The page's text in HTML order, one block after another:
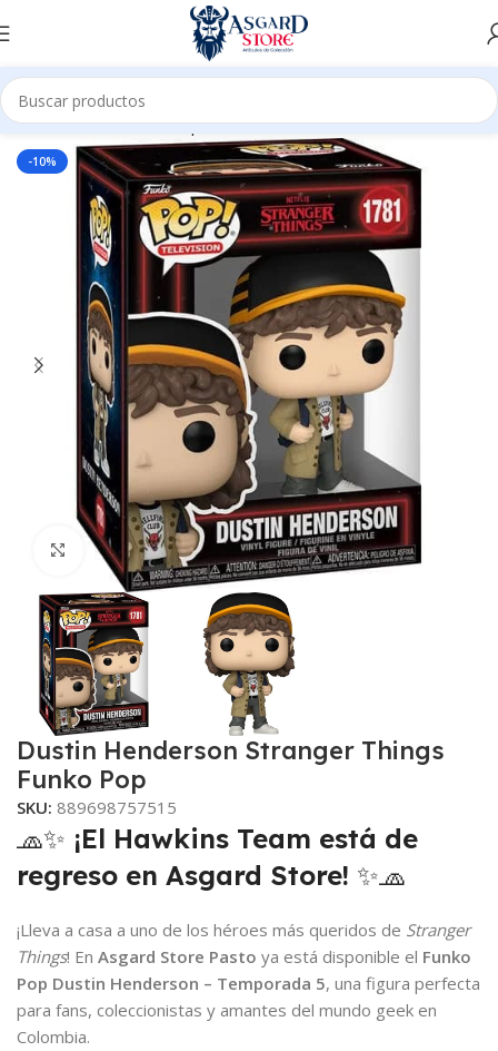
Inicio Tienda Funko Pop Televisión
-10%
Clic para ampliar
Dustin Henderson Stranger Things
Funko Pop
SKU: 889698757515
🧢✨ ¡El Hawkins Team está de
regreso en Asgard Store! ✨🧢
¡Lleva a casa a uno de los héroes más queridos de Stranger
Things! En Asgard Store Pasto ya está disponible el Funko
Pop Dustin Henderson – Temporada 5, una figura perfecta
para fans, coleccionistas y amantes del mundo geek en
Colombia.